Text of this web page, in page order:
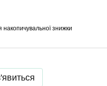
накопичувальної знижки